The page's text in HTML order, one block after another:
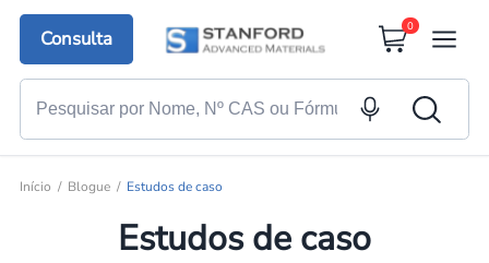
Consulta
0
Início Blogue Estudos de caso
Estudos de caso